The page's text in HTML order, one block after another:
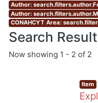
Author:
Author:
CONAHCYT Area:
Search
Now showing 1 - 2 of 2
Item